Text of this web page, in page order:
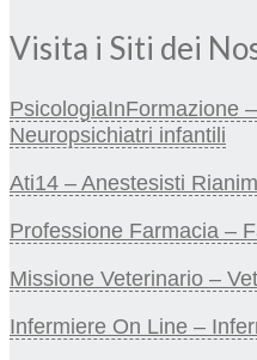
Visita i Siti dei
PsicologiaInFormazione
Neuropsichiatri infantili
Ati14 – Anestesisti
Professione Farmacia –
Missione Veterinario –
Infermiere On Line –